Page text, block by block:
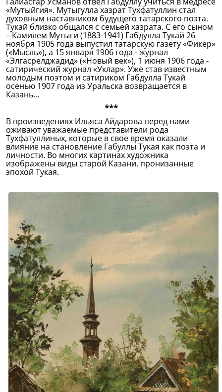
«Мутыйгия». Мутыгулла хазрат Тухфатуллин стал
духовным наставником будущего татарского поэта.
Тукай близко общался с семьей хазрата. С его сыном
– Камилем Мутыги (1883-1941) Габдулла Тукай 26
ноября 1905 года выпустил татарскую газету «Фикер»
(«Мысль»), а 15 января 1906 года - журнал
«Элгасрелджадид» («Новый век»), 1 июня 1906 года -
сатирический журнал «Уклар». Уже став известным
молодым поэтом и сатириком Габдулла Тукай
осенью 1907 года из Уральска возвращается в
Казань…
***
В произведениях Ильяса Айдарова перед нами
оживают уважаемые представители рода
Тухфатуллиных, которые в свое время оказали
влияние на становление Габуллы Тукая как поэта и
личности. Во многих картинах художника
изображены виды старой Казани, пронизанные
эпохой Тукая.